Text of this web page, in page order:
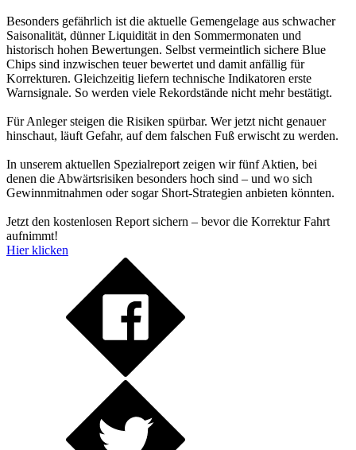
Besonders gefährlich ist die aktuelle Gemengelage aus schwacher
Saisonalität, dünner Liquidität in den Sommermonaten und
historisch hohen Bewertungen. Selbst vermeintlich sichere Blue
Chips sind inzwischen teuer bewertet und damit anfällig für
Korrekturen. Gleichzeitig liefern technische Indikatoren erste
Warnsignale. So werden viele Rekordstände nicht mehr bestätigt.
Für Anleger steigen die Risiken spürbar. Wer jetzt nicht genauer
hinschaut, läuft Gefahr, auf dem falschen Fuß erwischt zu werden.
In unserem aktuellen Spezialreport zeigen wir fünf Aktien, bei
denen die Abwärtsrisiken besonders hoch sind – und wo sich
Gewinnmitnahmen oder sogar Short-Strategien anbieten könnten.
Jetzt den kostenlosen Report sichern – bevor die Korrektur Fahrt
aufnimmt!
Hier klicken